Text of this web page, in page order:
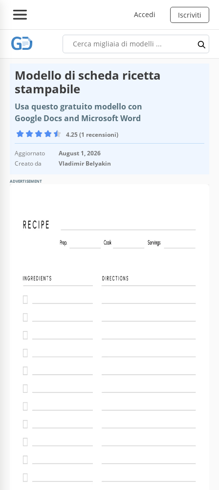
Accedi Iscriviti
Modello di scheda ricetta
stampabile
Usa questo gratuito modello con
Google Docs and Microsoft Word
4.25 (1 recensioni)
Aggiornato
August 1, 2026
Creato da
Vladimir Belyakin
ADVERTISEMENT